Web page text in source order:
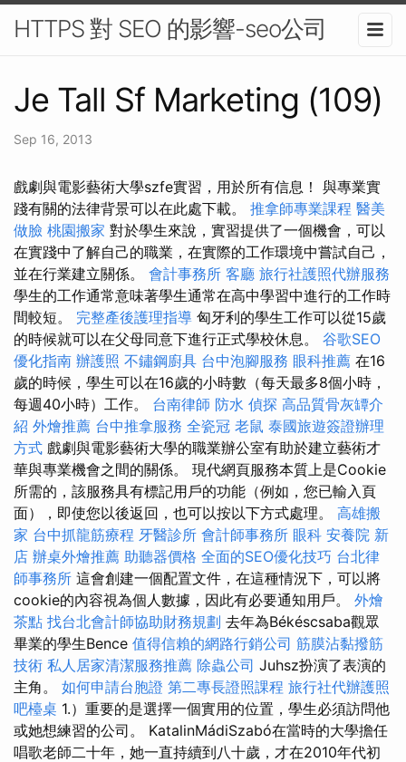
HTTPS 對 SEO 的影響-seo公司
Je Tall Sf Marketing (109)
Sep 16, 2013
戲劇與電影藝術大學szfe實習，用於所有信息！ 與專業實
踐有關的法律背景可以在此處下載。 推拿師專業課程 醫美
做臉 桃園搬家 對於學生來說，實習提供了一個機會，可以
在實踐中了解自己的職業，在實際的工作環境中嘗試自己，
並在行業建立關係。 會計事務所 客廳 旅行社護照代辦服務
學生的工作通常意味著學生通常在高中學習中進行的工作時
間較短。 完整產後護理指導 匈牙利的學生工作可以從15歲
的時候就可以在父母同意下進行正式學校休息。 谷歌SEO
優化指南 辦護照 不鏽鋼廚具 台中泡腳服務 眼科推薦 在16
歲的時候，學生可以在16歲的小時數（每天最多8個小時，
每週40小時）工作。 台南律師 防水 偵探 高品質骨灰罈介
紹 外燴推薦 台中推拿服務 全瓷冠 老鼠 泰國旅遊簽證辦理
方式 戲劇與電影藝術大學的職業辦公室有助於建立藝術才
華與專業機會之間的關係。 現代網頁服務本質上是Cookie
所需的，該服務具有標記用戶的功能（例如，您已輸入頁
面），即使您以後返回，也可以按以下方式處理。 高雄搬
家 台中抓龍筋療程 牙醫診所 會計師事務所 眼科 安養院 新
店 辦桌外燴推薦 助聽器價格 全面的SEO優化技巧 台北律
師事務所 這會創建一個配置文件，在這種情況下，可以將
cookie的內容視為個人數據，因此有必要通知用戶。 外燴
茶點 找台北會計師協助財務規劃 去年為Békéscsaba觀眾
畢業的學生Bence 值得信賴的網路行銷公司 筋膜沾黏撥筋
技術 私人居家清潔服務推薦 除蟲公司 Juhsz扮演了表演的
主角。 如何申請台胞證 第二專長證照課程 旅行社代辦護照
吧檯桌 1.）重要的是選擇一個實用的位置，學生必須訪問他
或她想練習的公司。 KatalinMádiSzabó在當時的大學擔任
唱歌老師二十年，她一直持續到八十歲，才在2010年代初